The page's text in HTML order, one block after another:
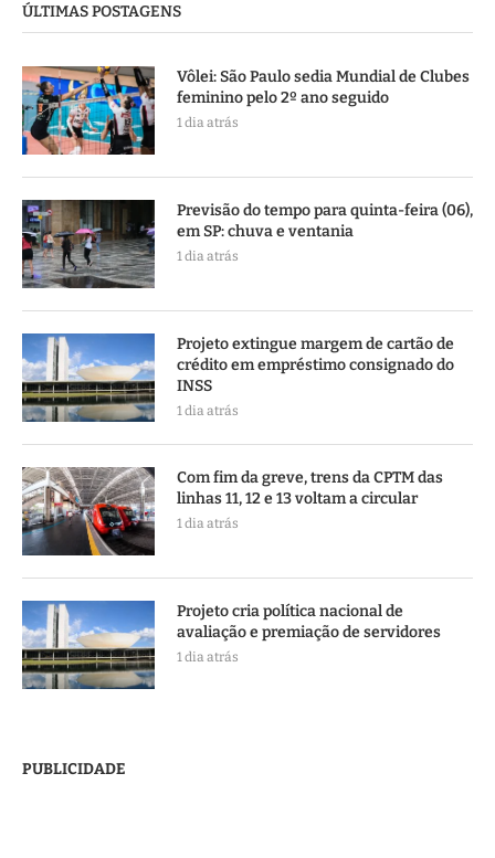
ÚLTIMAS POSTAGENS
Vôlei: São Paulo sedia Mundial de Clubes
feminino pelo 2º ano seguido
1 dia atrás
Previsão do tempo para quinta-feira (06),
em SP: chuva e ventania
1 dia atrás
Projeto extingue margem de cartão de
crédito em empréstimo consignado do
INSS
1 dia atrás
Com fim da greve, trens da CPTM das
linhas 11, 12 e 13 voltam a circular
1 dia atrás
Projeto cria política nacional de
avaliação e premiação de servidores
1 dia atrás
PUBLICIDADE